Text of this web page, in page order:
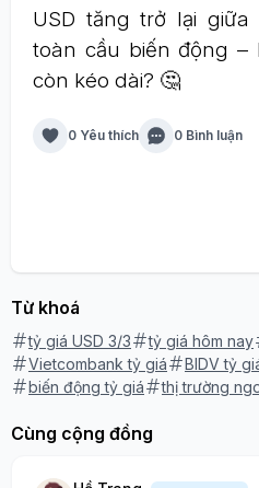
USD tăng trở lại
toàn cầu biến động
còn kéo dài? 🤔
0 Yêu thích 0 Bình luận
Từ khoá
tỷ giá USD 3/3 tỷ giá hôm nay
Vietcombank tỷ giá
BIDV tỷ
biến động tỷ giá
thị trường
Cùng cộng đồng